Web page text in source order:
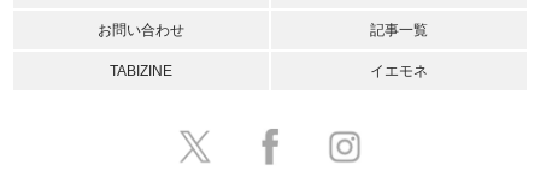
お問い合わせ 記事一覧
TABIZINE イエモネ